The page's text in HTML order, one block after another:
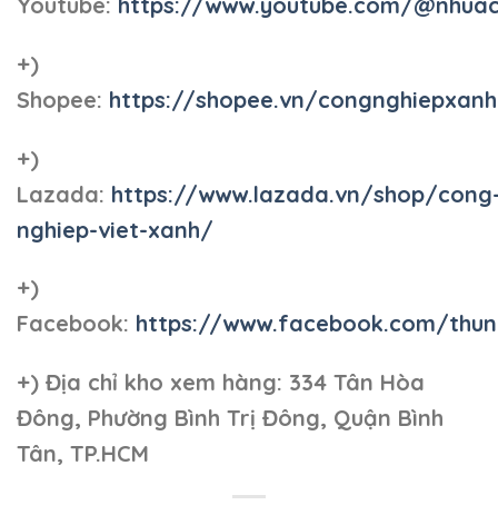
+)
Shopee: https://shopee.vn/
+)
Lazada: https://www.lazada.vn/shop/
nghiep-viet-xanh/
+)
Facebook: https://www.facebook.com/
+) Địa chỉ kho xem hàng: 334 Tân Hòa
Đông, Phường Bình Trị Đông, Quận Bình
Tân, TP.HCM